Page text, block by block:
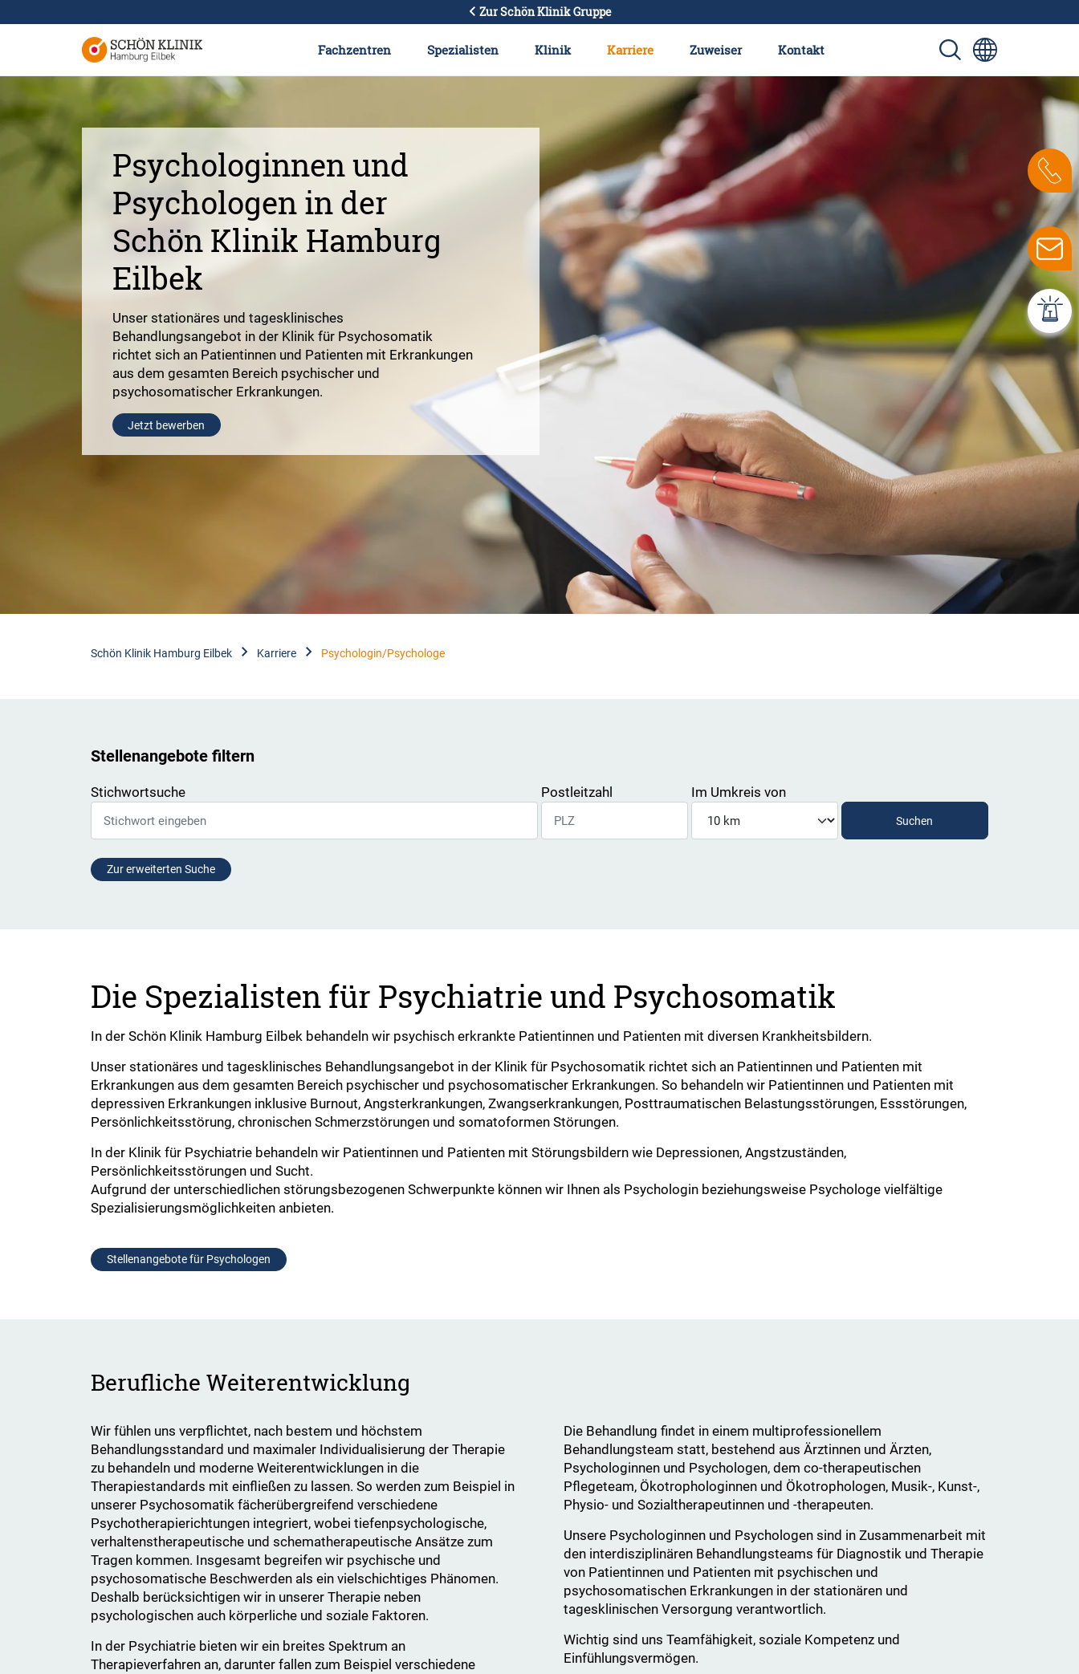
Zur Schön Klinik Gruppe
Fachzentren Spezialisten Klinik Karriere Zuweiser Kontakt
Psychologinnen und
Psychologen in der
Schön Klinik Hamburg
Eilbek
Unser stationäres und tagesklinisches
Behandlungsangebot in der Klinik für Psychosomatik
richtet sich an Patientinnen und Patienten mit Erkrankungen
aus dem gesamten Bereich psychischer und
psychosomatischer Erkrankungen.
Jetzt bewerben
Schön Klinik Hamburg Eilbek Karriere Psychologin/Psychologe
Stellenangebote filtern
Stichwortsuche Postleitzahl Im Umkreis von
Zur erweiterten Suche
Die Spezialisten für Psychiatrie und Psychosomatik
In der Schön Klinik Hamburg Eilbek behandeln wir psychisch erkrankte Patientinnen und Patienten mit diversen Krankheitsbildern.
Unser stationäres und tagesklinisches Behandlungsangebot in der Klinik für Psychosomatik richtet sich an Patientinnen und Patienten mit
Erkrankungen aus dem gesamten Bereich psychischer und psychosomatischer Erkrankungen. So behandeln wir Patientinnen und Patienten mit
depressiven Erkrankungen inklusive Burnout, Angsterkrankungen, Zwangserkrankungen, Posttraumatischen Belastungsstörungen, Essstörungen,
Persönlichkeitsstörung, chronischen Schmerzstörungen und somatoformen Störungen.
In der Klinik für Psychiatrie behandeln wir Patientinnen und Patienten mit Störungsbildern wie Depressionen, Angstzuständen,
Persönlichkeitsstörungen und Sucht.
Aufgrund der unterschiedlichen störungsbezogenen Schwerpunkte können wir Ihnen als Psychologin beziehungsweise Psychologe vielfältige
Spezialisierungsmöglichkeiten anbieten.
Stellenangebote für Psychologen
Berufliche Weiterentwicklung
Wir fühlen uns verpflichtet, nach bestem und höchstem
Behandlungsstandard und maximaler Individualisierung der Therapie
zu behandeln und moderne Weiterentwicklungen in die
Therapiestandards mit einfließen zu lassen. So werden zum Beispiel in
unserer Psychosomatik fächerübergreifend verschiedene
Psychotherapierichtungen integriert, wobei tiefenpsychologische,
verhaltenstherapeutische und schematherapeutische Ansätze zum
Tragen kommen. Insgesamt begreifen wir psychische und
psychosomatische Beschwerden als ein vielschichtiges Phänomen.
Deshalb berücksichtigen wir in unserer Therapie neben
psychologischen auch körperliche und soziale Faktoren.
In der Psychiatrie bieten wir ein breites Spektrum an
Therapieverfahren an, darunter fallen zum Beispiel verschiedene
Die Behandlung findet in einem multiprofessionellem
Behandlungsteam statt, bestehend aus Ärztinnen und Ärzten,
Psychologinnen und Psychologen, dem co-therapeutischen
Pflegeteam, Ökotrophologinnen und Ökotrophologen, Musik-, Kunst-,
Physio- und Sozialtherapeutinnen und -therapeuten.
Unsere Psychologinnen und Psychologen sind in Zusammenarbeit mit
den interdisziplinären Behandlungsteams für Diagnostik und Therapie
von Patientinnen und Patienten mit psychischen und
psychosomatischen Erkrankungen in der stationären und
tagesklinischen Versorgung verantwortlich.
Wichtig sind uns Teamfähigkeit, soziale Kompetenz und
Einfühlungsvermögen.